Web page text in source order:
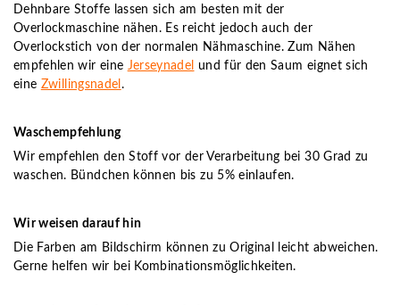
Dehnbare Stoffe lassen sich am besten mit der
Overlockmaschine nähen. Es reicht jedoch auch der
Overlockstich von der normalen Nähmaschine. Zum Nähen
empfehlen wir eine Jerseynadel
und für den Saum eignet sich
eine Zwillingsnadel .
Waschempfehlung
Wir empfehlen den Stoff vor der Verarbeitung bei 30 Grad zu
waschen. Bündchen können bis zu 5% einlaufen.
Wir weisen darauf hin
Die Farben am Bildschirm können zu Original leicht abweichen.
Gerne helfen wir bei Kombinationsmöglichkeiten.